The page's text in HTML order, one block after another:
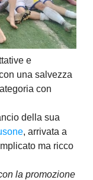
e
una salvezza
con
della sua
, arrivata a
ma ricco
la promozione